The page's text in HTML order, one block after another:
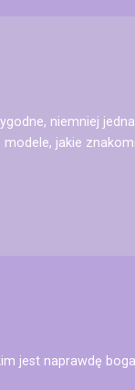
niemniej
jakie
jest naprawdę